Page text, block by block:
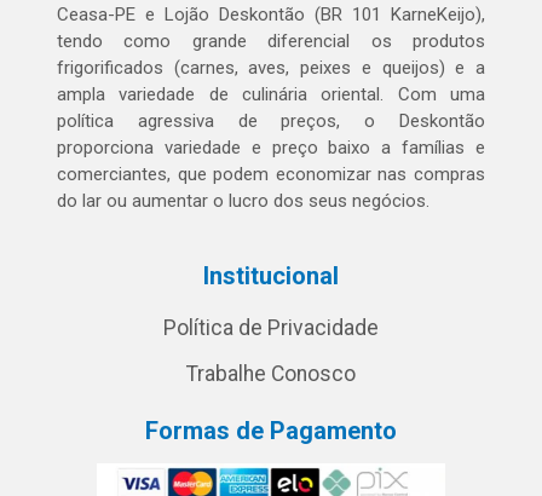
Ceasa-PE e Lojão Deskontão (BR 101 KarneKeijo),
tendo como grande diferencial os produtos
frigorificados (carnes, aves, peixes e queijos) e a
ampla variedade de culinária oriental. Com uma
política agressiva de preços, o Deskontão
proporciona variedade e preço baixo a famílias e
comerciantes, que podem economizar nas compras
do lar ou aumentar o lucro dos seus negócios.
Institucional
Política de Privacidade
Trabalhe Conosco
Formas de Pagamento